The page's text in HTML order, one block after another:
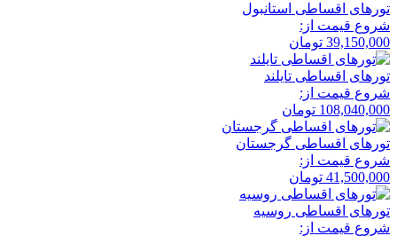
تور‌های اقساطی استانبول
شروع قیمت از:
39,150,000 تومان
تور‌های اقساطی تایلند
شروع قیمت از:
108,040,000 تومان
تور‌های اقساطی گرجستان
شروع قیمت از:
41,500,000 تومان
تور‌های اقساطی روسیه
شروع قیمت از: